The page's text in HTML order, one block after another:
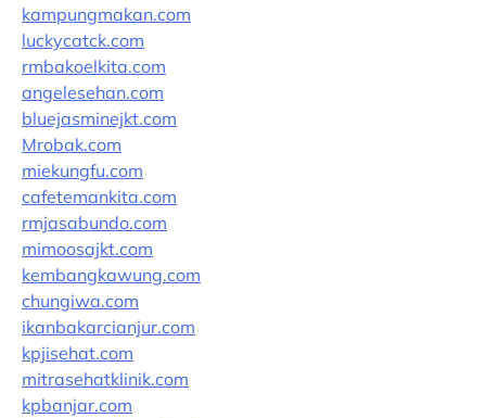
kampungmakan.com
luckycatck.com
rmbakoelkita.com
angelesehan.com
bluejasminejkt.com
Mrobak.com
miekungfu.com
cafetemankita.com
rmjasabundo.com
mimoosajkt.com
kembangkawung.com
chungiwa.com
ikanbakarcianjur.com
kpjisehat.com
mitrasehatklinik.com
kpbanjar.com